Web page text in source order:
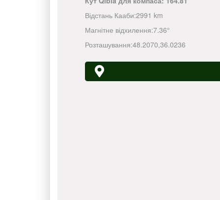
Відстань Кааби:2991 km
Магнітне відхилення:7.36°
Розташування:48.2070,36.0236